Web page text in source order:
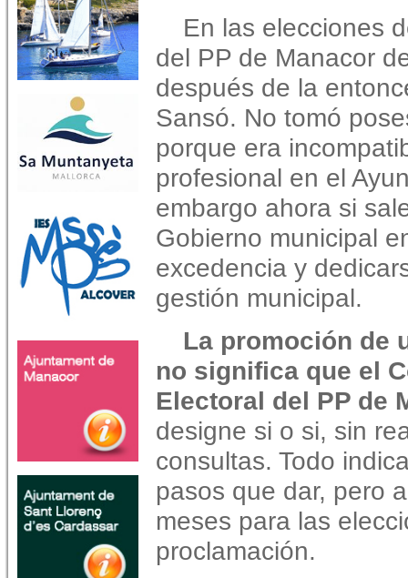
En las elecciones
del PP de Manacor
después de la
Sansó. No tomó
porque era
profesional en el
embargo ahora si
Gobierno municipal
excedencia y
gestión municipal.
La promoción de
no significa que el
Electoral del PP de
designe si o si, sin
consultas. Todo
pasos que dar, pero
meses para las
proclamación.